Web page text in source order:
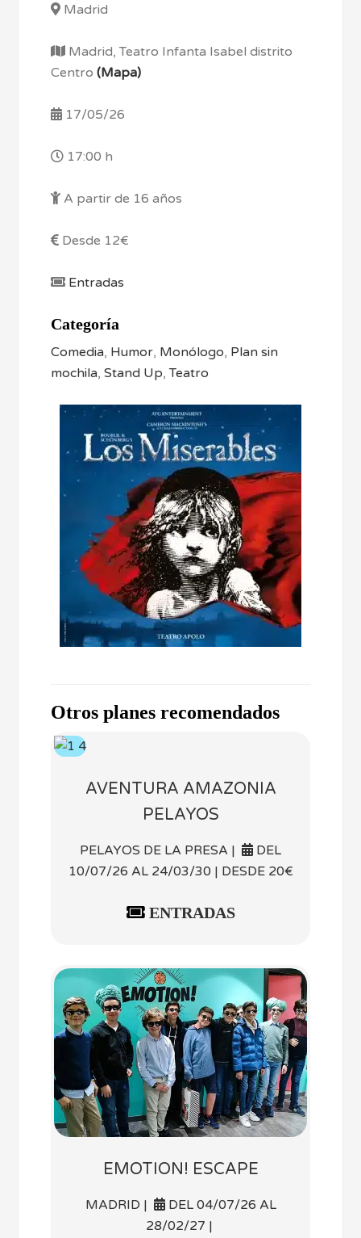
Madrid
Madrid, Teatro Infanta Isabel distrito
Centro(Mapa)
17/05/26
17:00 h
A partir de 16 años
Desde 12€
Entradas
Categoría
Comedia, Humor, Monólogo, Plan sin
mochila,Stand Up,Teatro
Otros planes recomendados
AVENTURA AMAZONIA
PELAYOS
PELAYOS DE LA PRESA |
DEL
10/07/26 AL 24/03/30 | DESDE 20€
ENTRADAS
EMOTION! ESCAPE
MADRID |
DEL 04/07/26 AL
28/02/27 |